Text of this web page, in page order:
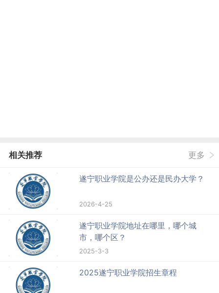
相关推荐 更多
遂宁职业学院是公办还是民办大学？
2026-4-25
遂宁职业学院地址在哪里，哪个城
市，哪个区？
2025-3-3
2025遂宁职业学院招生章程